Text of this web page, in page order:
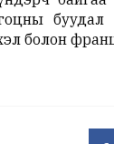
болон